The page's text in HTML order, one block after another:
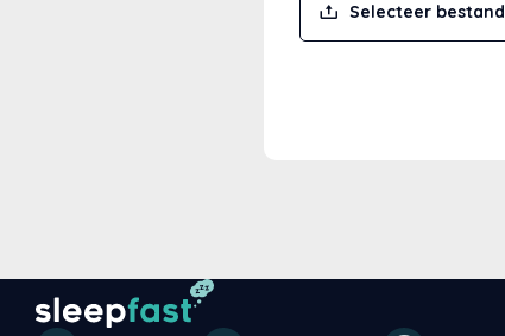
Selecteer bestand